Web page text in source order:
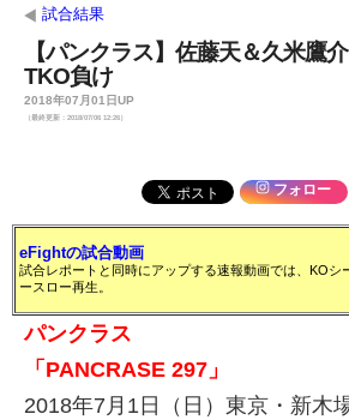
試合結果
【パンクラス】佐藤天＆久米鷹
TKO負け
2018年07月01日UP
（最終更新：2018/07/06 12:26）
フォロー
eFightの試合動画
試合レポートと同時にアップする速報動画では、KOシ
ースロー再生。
パンクラス
「PANCRASE 297」
2018年7月1日（日）東京・新木